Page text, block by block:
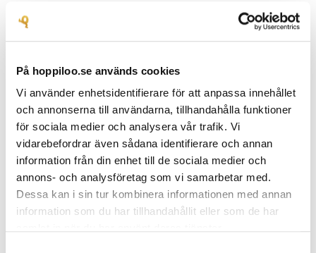
På hoppiloo.se används cookies
Vi använder enhetsidentifierare för att anpassa innehållet
och annonserna till användarna, tillhandahålla funktioner
för sociala medier och analysera vår trafik. Vi
vidarebefordrar även sådana identifierare och annan
information från din enhet till de sociala medier och
annons- och analysföretag som vi samarbetar med.
Dessa kan i sin tur kombinera informationen med annan
information som du har tillhandahållit eller som de har
BESKRIVNING
PRODUKTDETALJER
Söta skor till de minsta i glittrig silver med gulddetaljer. Dessa
skor i glittrig silver har små gummiprickar på undersidan som
hjälper till att få grepp på golvet. En innesko somglittrari takt